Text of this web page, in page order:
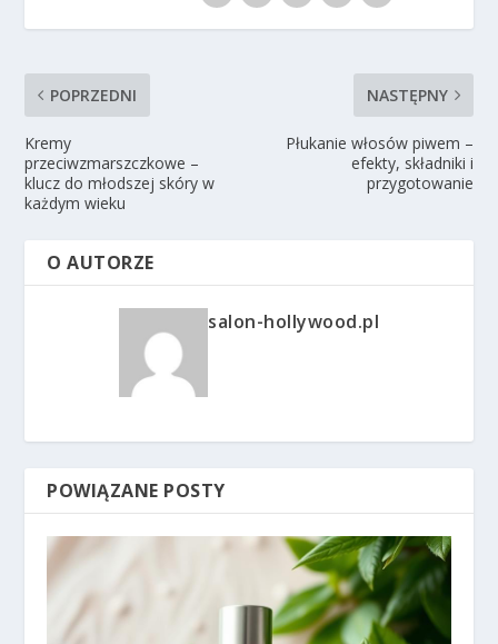
POPRZEDNI
Kremy
przeciwzmarszczkowe –
klucz do młodszej skóry w
każdym wieku
NASTĘPNY
Płukanie włosów piwem –
efekty, składniki i
przygotowanie
O AUTORZE
salon-hollywood.pl
POWIĄZANE POSTY